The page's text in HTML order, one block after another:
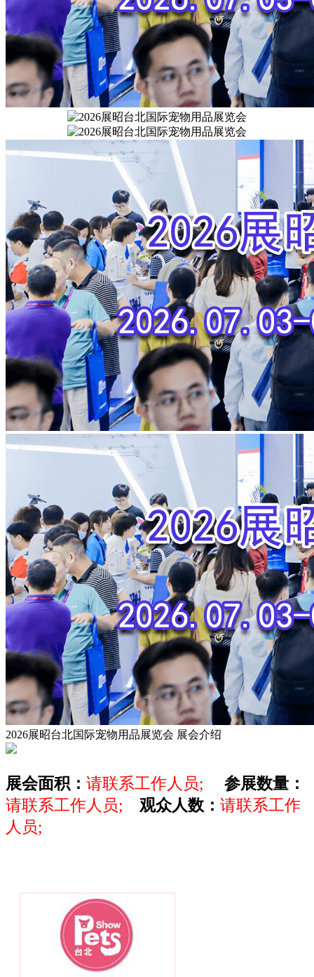
2026展昭台北国际宠物用品展览会 展会介绍
展会面积： 请联系工作人员; 参展数量：
请联系工作人员; 观众人数： 请联系工作
人员;